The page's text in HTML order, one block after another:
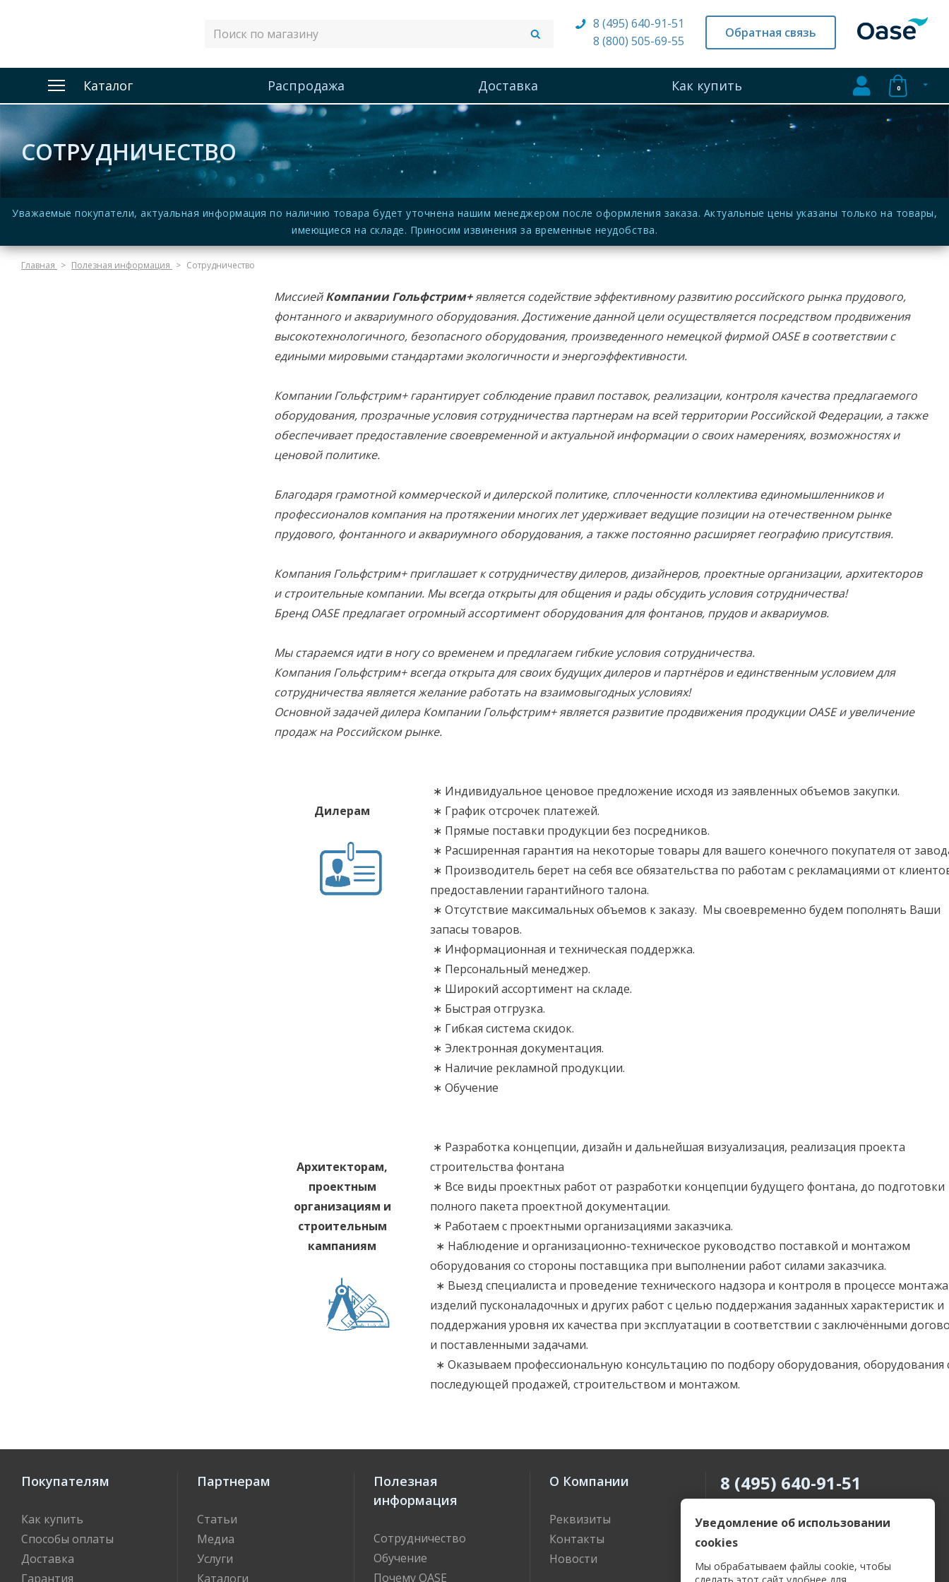
8 (495) 640-91-51
8 (800) 505-69-55
Обратная связь
Каталог Распродажа Доставка Как купить 0
СОТРУДНИЧЕСТВО
Уважаемые покупатели, актуальная информация по наличию товара будет уточнена нашим менеджером после оформления заказа. Актуальные цены указаны только на товары,
имеющиеся на складе. Приносим извинения за временные неудобства.
Главная Полезная информация Сотрудничество
МиссиейКомпании Гольфстрим+является содействие эффективному развитию российского рынка прудового,
фонтанного и аквариумного оборудования. Достижение данной цели осуществляется посредством продвижения
высокотехнологичного, безопасного оборудования, произведенного немецкой фирмой OASE в соответствии с
едиными мировыми стандартами экологичности и энергоэффективности.
Компании Гольфстрим+ гарантирует соблюдение правил поставок, реализации, контроля качества предлагаемого
оборудования, прозрачные условия сотрудничества партнерам на всей территории Российской Федерации, а также
обеспечивает предоставление своевременной и актуальной информации о своих намерениях, возможностях и
ценовой политике.
Благодаря грамотной коммерческой и дилерской политике, сплоченности коллектива единомышленников и
профессионалов компания на протяжении многих лет удерживает ведущие позиции на отечественном рынке
прудового, фонтанного и аквариумного оборудования, а также постоянно расширяет географию присутствия.
Компания Гольфстрим+ приглашает к сотрудничеству дилеров, дизайнеров, проектные организации, архитекторов
и строительные компании. Мы всегда открыты для общения и рады обсудить условия сотрудничества!
Бренд OASE предлагает огромный ассортимент оборудования для фонтанов, прудов и аквариумов.
Мы стараемся идти в ногу со временем и предлагаем гибкие условия сотрудничества.
Компания Гольфстрим+ всегда открыта для своих будущих дилеров и партнёров и единственным условием для
сотрудничества является желание работать на взаимовыгодных условиях!
Основной задачей дилера Компании Гольфстрим+ является развитие продвижения продукции OASE и увеличение
продаж на Российском рынке.
Дилерам
∗ Индивидуальное ценовое предложение исходя из заявленных объемов закупки.
∗ График отсрочек платежей.
∗ Прямые поставки продукции без посредников.
∗ Расширенная гарантия на некоторые товары для вашего конечного покупателя от
∗ Производитель берет на себя все обязательства по работам с рекламациями от
предоставлении гарантийного талона.
∗ Отсутствие максимальных объемов к заказу. Мы своевременно будем пополнять Ваши
запасы товаров.
∗ Информационная и техническая поддержка.
∗ Персональный менеджер.
∗ Широкий ассортимент на складе.
∗ Быстрая отгрузка.
∗ Гибкая система скидок.
∗ Электронная документация.
∗ Наличие рекламной продукции.
∗ Обучение
Архитекторам,
проектным
организациям и
строительным
кампаниям
∗ Разработка концепции, дизайн и дальнейшая визуализация, реализация проекта
строительства фонтана
∗ Все виды проектных работ от разработки концепции будущего фонтана, до подготовки
полного пакета проектной документации.
∗ Работаем с проектными организациями заказчика.
∗ Наблюдение и организационно-техническое руководство поставкой и монтажом
оборудования со стороны поставщика при выполнении работ силами заказчика.
∗ Выезд специалиста и проведение технического надзора и контроля в процессе монтажа
изделий пусконаладочных и других работ с целью поддержания заданных характеристик и
поддержания уровня их качества при эксплуатации в соответствии с заключёнными
и поставленными задачами.
∗ Оказываем профессиональную консультацию по подбору оборудования, оборудования
последующей продажей, строительством и монтажом.
Покупателям
Как купить
Способы оплаты
Доставка
Гарантия
Партнерам
Статьи
Медиа
Услуги
Каталоги
Полезная
информация
Сотрудничество
Обучение
Почему OASE
О Компании
Реквизиты
Контакты
Новости
8 (495) 640-91-51
8 (800) 505-69-55
Уведомление об использовании
cookies
Мы обрабатываем файлы cookie, чтобы